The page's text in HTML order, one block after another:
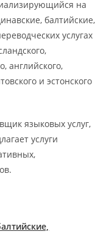
на
балтийские,
услугах
английского,
и эстонского
языковых услуг,
услуги